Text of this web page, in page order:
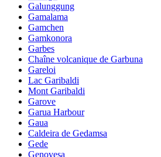
Galunggung
Gamalama
Gamchen
Gamkonora
Garbes
Chaîne volcanique de Garbuna
Gareloi
Lac Garibaldi
Mont Garibaldi
Garove
Garua Harbour
Gaua
Caldeira de Gedamsa
Gede
Genovesa